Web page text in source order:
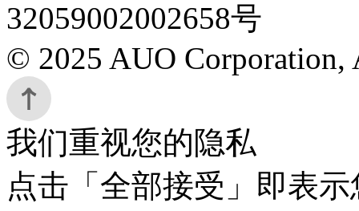
32059002002658号
© 2025 AUO Corporation,
我们重视您的隐私
点击「全部接受」即表